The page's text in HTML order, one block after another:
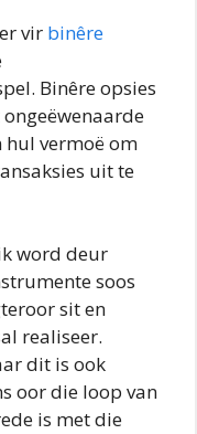
vir binêre
Binêre opsies
hul vermoë om
uit te
word deur
soos
sit en
realiseer.
dit is ook
oor die loop van
is met die